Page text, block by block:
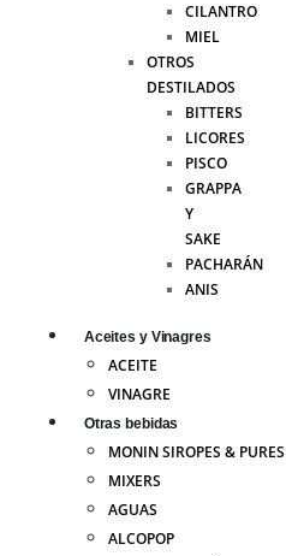
CILANTRO
MIEL
OTROS
DESTILADOS
BITTERS
LICORES
PISCO
GRAPPA
Y
SAKE
PACHARÁN
ANIS
Aceites y Vinagres
ACEITE
VINAGRE
Otras bebidas
MONIN SIROPES & PURES
MIXERS
AGUAS
ALCOPOP